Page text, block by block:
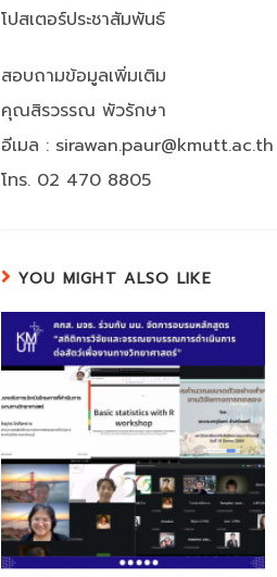
โปสเตอร์ประชาสัมพันธ์
สอบถามข้อมูลเพิ่มเติม
คุณสิรวรรณ พัวรักษา
อีเมล : sirawan.paur@kmutt.ac.th
โทร. 02 470 8805
YOU MIGHT ALSO LIKE